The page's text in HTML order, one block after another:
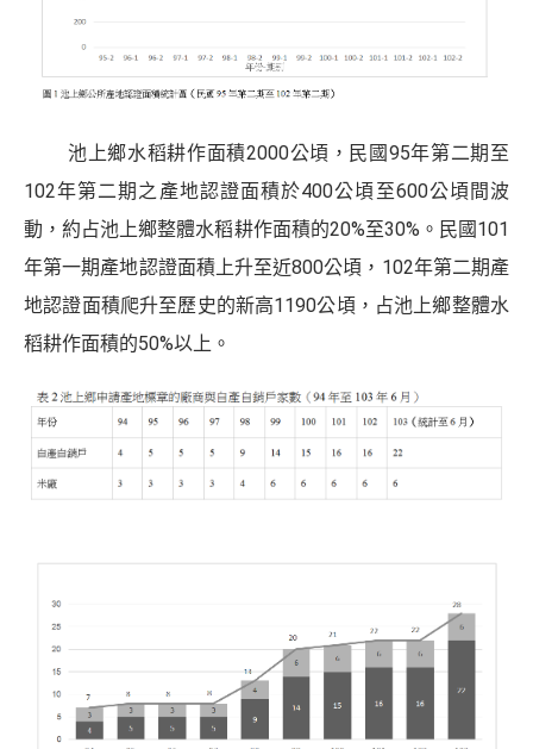
池上鄉水稻耕作面積2000公頃，民國95年第二期至
102年第二期之產地認證面積於400公頃至600公頃間波
動，約占池上鄉整體水稻耕作面積的20%至30%。民國101
年第一期產地認證面積上升至近800公頃，102年第二期產
地認證面積爬升至歷史的新高1190公頃，占池上鄉整體水
稻耕作面積的50%以上。